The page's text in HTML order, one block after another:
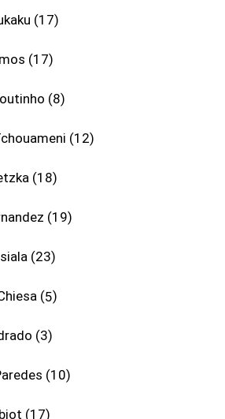
17
17
8
12
18
19
23
5
3
10
17